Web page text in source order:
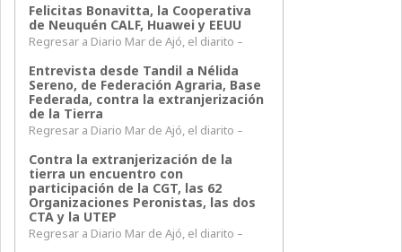
Felicitas Bonavitta, la Cooperativa
de Neuquén CALF, Huawei y EEUU
Regresar a Diario Mar de Ajó, el diarito –
Entrevista desde Tandil a Nélida
Sereno, de Federación Agraria, Base
Federada, contra la extranjerización
de la Tierra
Regresar a Diario Mar de Ajó, el diarito –
Contra la extranjerización de la
tierra un encuentro con
participación de la CGT, las 62
Organizaciones Peronistas, las dos
CTA y la UTEP
Regresar a Diario Mar de Ajó, el diarito –